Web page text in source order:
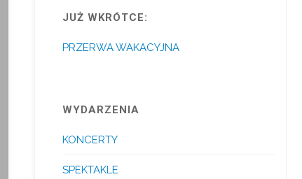
JUŻ WKRÓTCE:
PRZERWA WAKACYJNA
WYDARZENIA
KONCERTY
SPEKTAKLE